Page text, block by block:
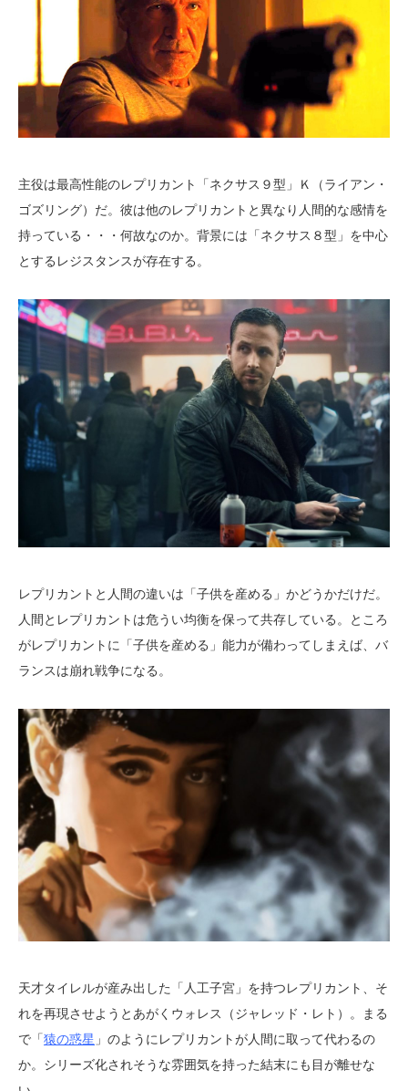
主役は最高性能のレプリカント「ネクサス９型」Ｋ（ライアン・
ゴズリング）だ。彼は他のレプリカントと異なり人間的な感情を
持っている・・・何故なのか。背景には「ネクサス８型」を中心
とするレジスタンスが存在する。
レプリカントと人間の違いは「子供を産める」かどうかだけだ。
人間とレプリカントは危うい均衡を保って共存している。ところ
がレプリカントに「子供を産める」能力が備わってしまえば、バ
ランスは崩れ戦争になる。
天才タイレルが産み出した「人工子宮」を持つレプリカント、そ
れを再現させようとあがくウォレス（ジャレッド・レト）。まる
で「猿の惑星 」のようにレプリカントが人間に取って代わるの
か。シリーズ化されそうな雰囲気を持った結末にも目が離せな